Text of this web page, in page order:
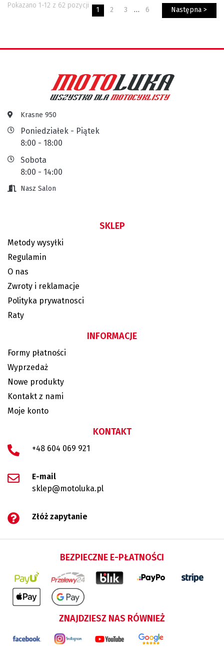
Pokazano 1-12 z 62 pozycji
1 2 3 … 6 Następna >
Krasne 950
Poniedziałek - Piątek
8:00 - 18:00
Sobota
8:00 - 14:00
Nasz Salon
SKLEP
Metody wysyłki
Regulamin
O nas
Zwroty i reklamacje
Polityka prywatnosci
Raty
INFORMACJE
Formy płatności
Wyprzedaż
Nowe produkty
Kontakt z nami
Moje konto
KONTAKT
+48 604 069 921
E-mail
sklep@motoluka.pl
Złóż zapytanie
BEZPIECZNE E-PŁATNOŚCI
ZNAJDZIESZ NAS RÓWNIEŻ